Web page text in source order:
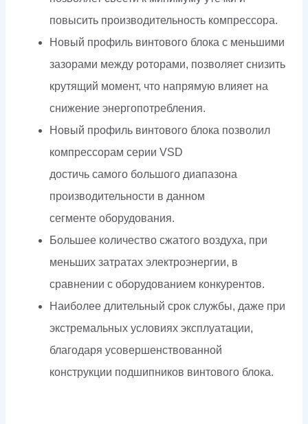
повысить производительность компрессора.
Новый профиль винтового блока с меньшими
зазорами между роторами, позволяет снизить
крутящий момент, что напрямую влияет на
снижение энергопотребления.
Новый профиль винтового блока позволил
компрессорам серии VSD
достичь самого большого диапазона
производительности в данном
сегменте оборудования.
Большее количество сжатого воздуха, при
меньших затратах электроэнергии, в
сравнении с оборудованием конкурентов.
Наиболее длительный срок службы, даже при
экстремальных условиях эксплуатации,
благодаря усовершенствованной
конструкции подшипников винтового блока.